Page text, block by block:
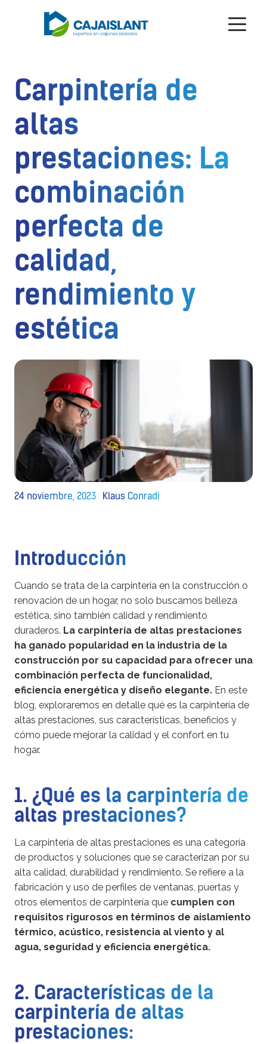
Carpintería de
altas
prestaciones: La
combinación
perfecta de
calidad,
rendimiento y
estética
24 noviembre, 2023 Klaus Conradi
Introducción
Cuando se trata de la carpintería en la construcción o
renovación de un hogar, no solo buscamos belleza
estética, sino también calidad y rendimiento
duraderos. La carpintería de altas prestaciones
ha ganado popularidad en la industria de la
construcción por su capacidad para ofrecer una
combinación perfecta de funcionalidad,
eficiencia energética y diseño elegante. En este
blog, exploraremos en detalle qué es la carpintería de
altas prestaciones, sus características, beneficios y
cómo puede mejorar la calidad y el confort en tu
hogar.
1. ¿Qué es la carpintería de
altas prestaciones?
La carpintería de altas prestaciones es una categoría
de productos y soluciones que se caracterizan por su
alta calidad, durabilidad y rendimiento. Se refiere a la
fabricación y uso de perfiles de ventanas, puertas y
otros elementos de carpintería que cumplen con
requisitos rigurosos en términos de aislamiento
térmico, acústico, resistencia al viento y al
agua, seguridad y eficiencia energética.
2. Características de la
carpintería de altas
prestaciones: